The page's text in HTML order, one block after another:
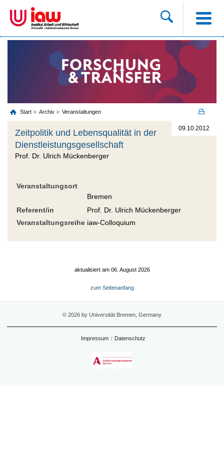
Start Archiv Veranstaltungen
09.10.2012
Zeitpolitik und Lebensqualität in der
Dienstleistungsgesellschaft
Prof. Dr. Ulrich Mückenberger
Veranstaltungsort
Bremen
Referent/in
Prof. Dr. Ulrich Mückenberger
Veranstaltungsreihe iaw-Colloquium
aktualisiert am 06. August 2026
zum Seitenanfang
© 2026 by Universität Bremen, Germany
Impressum Datenschutz